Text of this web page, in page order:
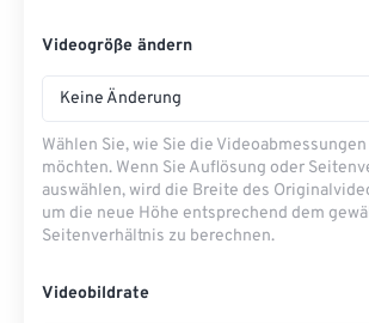
Videogröße ändern
Keine Änderung
Wählen Sie, wie Sie die
möchten. Wenn Sie Auflösung oder
auswählen, wird die Breite des
um die neue Höhe entsprechend dem
Seitenverhältnis zu berechnen.
Videobildrate